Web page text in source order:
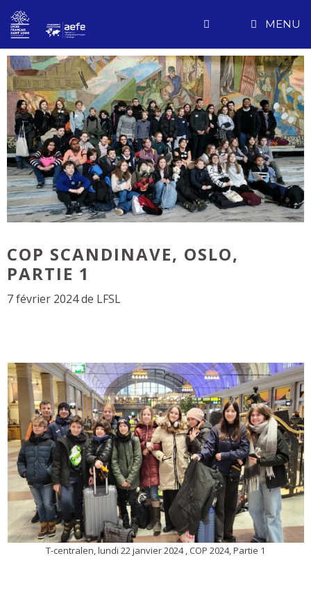
Aller
au
contenu
MENU
COP SCANDINAVE, OSLO,
PARTIE 1
7 février 2024de LFSL
T-centralen, lundi 22 janvier 2024 , COP 2024, Partie 1